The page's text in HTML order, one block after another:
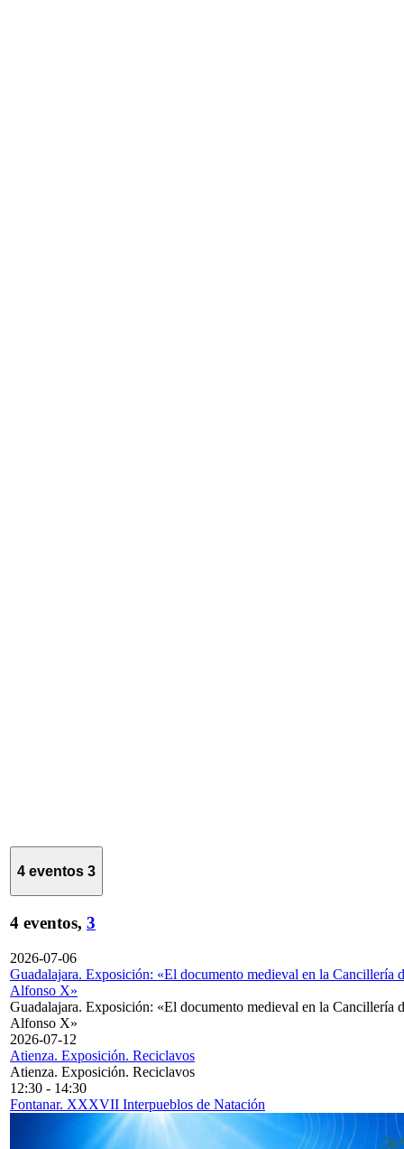
4 eventos 3
4 eventos, 3
2026-07-06
Guadalajara. Exposición: «El documento medieval en la Cancillería
Alfonso X»
Guadalajara. Exposición: «El documento medieval en la Cancillería
Alfonso X»
2026-07-12
Atienza. Exposición. Reciclavos
Atienza. Exposición. Reciclavos
12:30 - 14:30
Fontanar. XXXVII Interpueblos de Natación